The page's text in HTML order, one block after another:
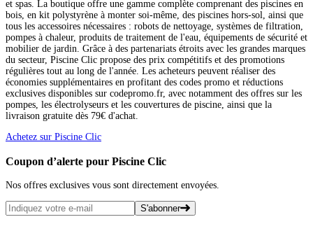
et spas. La boutique offre une gamme complète comprenant des piscines en
bois, en kit polystyrène à monter soi-même, des piscines hors-sol, ainsi que
tous les accessoires nécessaires : robots de nettoyage, systèmes de filtration,
pompes à chaleur, produits de traitement de l'eau, équipements de sécurité et
mobilier de jardin. Grâce à des partenariats étroits avec les grandes marques
du secteur, Piscine Clic propose des prix compétitifs et des promotions
régulières tout au long de l'année. Les acheteurs peuvent réaliser des
économies supplémentaires en profitant des codes promo et réductions
exclusives disponibles sur codepromo.fr, avec notamment des offres sur les
pompes, les électrolyseurs et les couvertures de piscine, ainsi que la
livraison gratuite dès 79€ d'achat.
Achetez sur Piscine Clic
Coupon d’alerte pour Piscine Clic
Nos offres exclusives vous sont directement envoyées.
S'abonner